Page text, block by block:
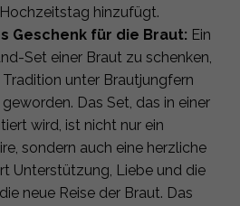
hinzufügt.
Geschenk für die Braut: Ein
Set einer Braut zu schenken,
unter Brautjungfern
Das Set, das in einer
wird, ist nicht nur ein
sondern auch eine herzliche
Unterstützung, Liebe und die
neue Reise der Braut. Das